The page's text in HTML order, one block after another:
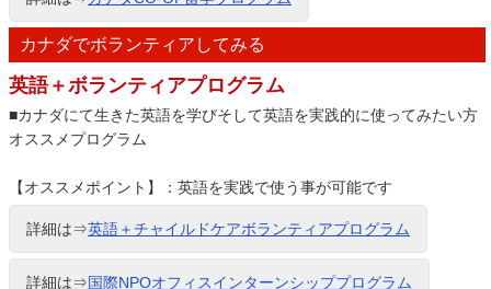
カナダでボランティアしてみる
英語＋ボランティアプログラム
■カナダにて生きた英語を学びそして英語を実践的に使ってみたい方
オススメプログラム
【オススメポイント】：英語を実践で使う事が可能です
詳細は⇒英語＋チャイルドケアボランティアプログラム
詳細は⇒国際NPOオフィスインターンシッププログラム